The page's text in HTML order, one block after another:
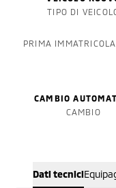
TIPO DI
PRIMA
CAMBIO
CAMBIO
Dati tecnici